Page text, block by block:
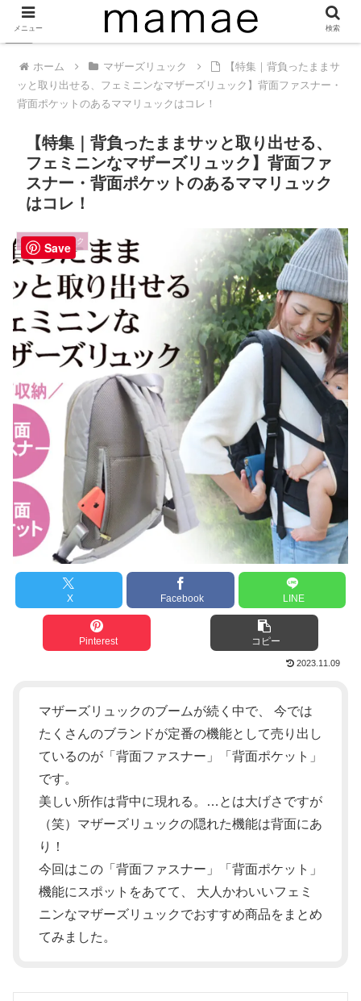
PR
ホーム マザーズリュック
【特集｜背負ったままサ
ッと取り出せる、フェミニンなマザーズリュック】背面ファスナー・
背面ポケットのあるママリュックはコレ！
【特集｜背負ったままサッと取り出せる、
フェミニンなマザーズリュック】背面ファ
スナー・背面ポケットのあるママリュック
はコレ！
マザーズリュック
X Facebook LINE
Pinterest コピー
2023.11.09
マザーズリュックのブームが続く中で、 今では
たくさんのブランドが定番の機能として売り出し
ているのが「背面ファスナー」「背面ポケット」
です。
美しい所作は背中に現れる。…とは大げさですが
（笑）マザーズリュックの隠れた機能は背面にあ
り！
今回はこの「背面ファスナー」「背面ポケット」
機能にスポットをあてて、 大人かわいいフェミ
ニンなマザーズリュックでおすすめ商品をまとめ
てみました。
メニュー 検索
Save